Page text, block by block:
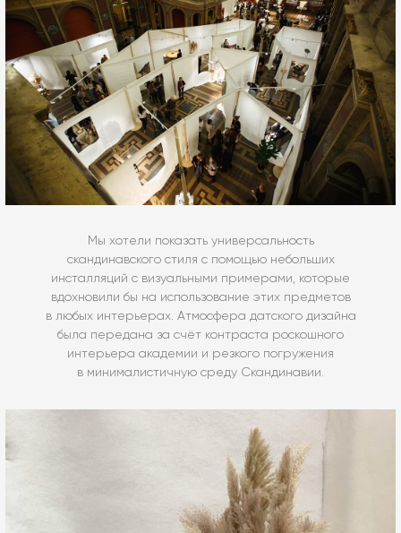
Мы хотели показать универсальность
скандинавского стиля с помощью небольших
инсталляций с визуальными примерами, которые
вдохновили бы на использование этих предметов
в любых интерьерах. Атмосфера датского дизайна
была передана за счёт контраста роскошного
интерьера академии и резкого погружения
в минималистичную среду Скандинавии.